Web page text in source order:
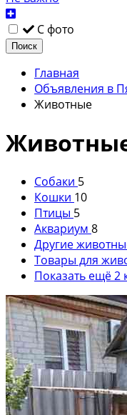
С фото
Поиск
Главная
Объявления в
Животные
Собаки 5
Кошки 10
Птицы 5
Аквариум 8
Другие
Товары для
Показать ещё 2